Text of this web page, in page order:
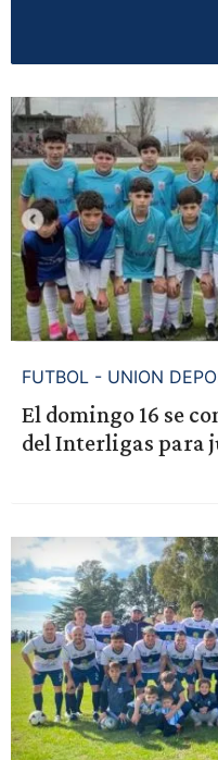
FUTBOL - UNION
El domingo 16 se
del Interligas para